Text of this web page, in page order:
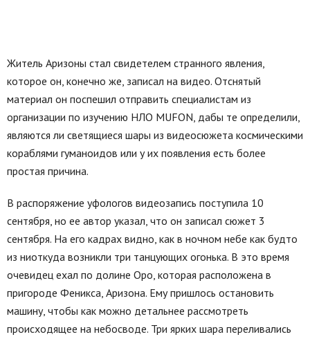
Житель Аризоны стал свидетелем странного явления,
которое он, конечно же, записал на видео. Отснятый
материал он поспешил отправить специалистам из
организации по изучению НЛО MUFON, дабы те определили,
являются ли светящиеся шары из видеосюжета космическими
кораблями гуманоидов или у их появления есть более
простая причина.
В распоряжение уфологов видеозапись поступила 10
сентября, но ее автор указал, что он записал сюжет 3
сентября. На его кадрах видно, как в ночном небе как будто
из ниоткуда возникли три танцующих огонька. В это время
очевидец ехал по долине Оро, которая расположена в
пригороде Феникса, Аризона. Ему пришлось остановить
машину, чтобы как можно детальнее рассмотреть
происходящее на небосводе. Три ярких шара переливались